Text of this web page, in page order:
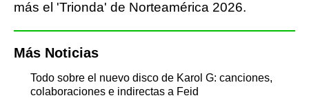
más el 'Trionda' de Norteamérica 2026.
Más Noticias
Todo sobre el nuevo disco de Karol G: canciones,
colaboraciones e indirectas a Feid